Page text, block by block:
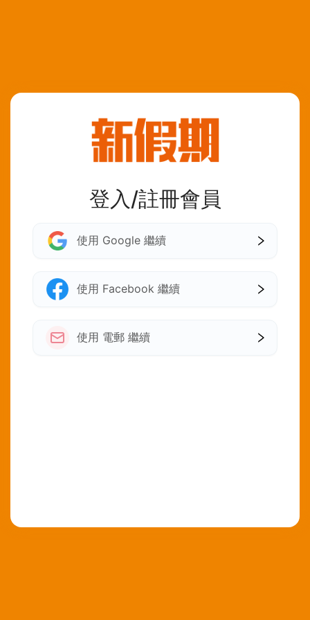
登入/註冊會員
使用 Google 繼續
使用 Facebook 繼續
使用 電郵 繼續